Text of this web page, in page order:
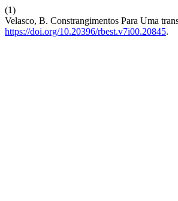
(1)
Velasco, B. Constrangimentos Para Uma
https://doi.org/10.20396/rbest.v7i00.20845.